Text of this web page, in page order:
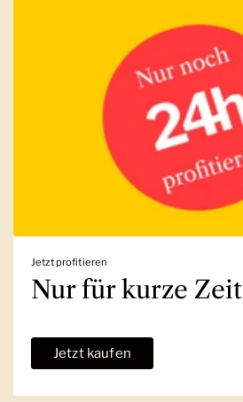
Jetzt profitieren
Nur für kurze Zeit
Jetzt kaufen